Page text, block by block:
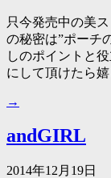
只今発売中の美
の秘密は”ポーチ
しのポイントと
にして頂けたら嬉
→
andGIRL
2014年12月19日